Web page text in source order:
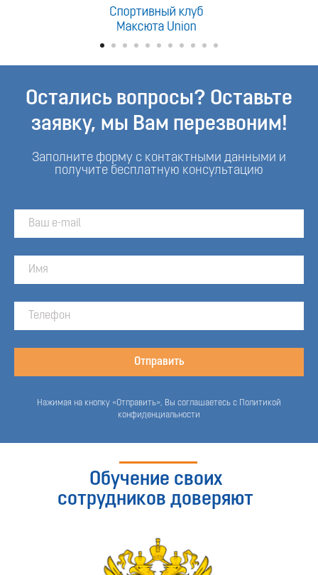
Остались вопросы? Оставьте
заявку, мы Вам перезвоним!
Заполните форму с контактными данными и
получите бесплатную консультацию
Отправить
Нажимая на кнопку «Отправить», Вы соглашаетесь с Политикой
конфиденциальности
Обучение своих
сотрудников доверяют